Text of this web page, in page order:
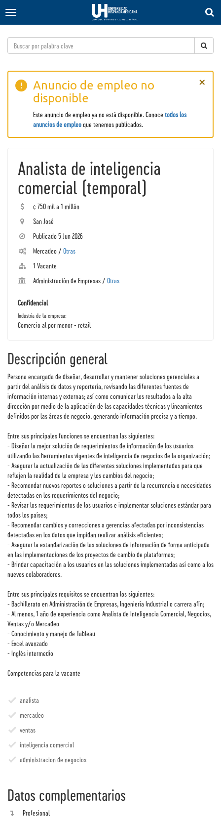
T
o
l
n
T
g
l
s
Anuncio de empleo no
disponible
Este anuncio de empleo ya no está disponible. Conoce todos los
anuncios de empleoque tenemos publicados.
×
Analista de inteligencia
comercial (temporal)
¢ 750 mil a 1 millón
San José
Publicado 5 Jun 2026
Mercadeo / Otras
1 Vacante
Administración de Empresas / Otras
Confidencial
Industria de la empresa:
Comercio al por menor - retail
Descripción general
Persona encargada de diseñar, desarrollar y mantener soluciones gerenciales a
partir del análisis de datos y reportería, revisando las diferentes fuentes de
información internas y externas; así como comunicar los resultados a la alta
dirección por medio de la aplicación de las capacidades técnicas y lineamientos
definidos por las áreas de negocio, generando información precisa y a tiempo.
Entre sus principales funciones se encuentran las siguientes:
- Diseñar la mejor solución de requerimientos de información de los usuarios
utilizando las herramientas vigentes de inteligencia de negocios de la organización;
- Asegurar la actualización de las diferentes soluciones implementadas para que
reflejen la realidad de la empresa y los cambios del negocio;
- Recomendar nuevos reportes o soluciones a partir de la recurrencia o necesidades
detectadas en los requerimientos del negocio;
- Revisar los requerimientos de los usuarios e implementar soluciones estándar para
todos los países;
- Recomendar cambios y correcciones a gerencias afectadas por inconsistencias
detectadas en los datos que impidan realizar análisis eficientes;
- Asegurar la estandarización de las soluciones de información de forma anticipada
en las implementaciones de los proyectos de cambio de plataformas;
- Brindar capacitación a los usuarios en las soluciones implementadas así como a los
nuevos colaboradores.
Entre sus principales requisitos se encuentran los siguientes:
- Bachillerato en Administración de Empresas, Ingeniería Industrial o carrera afín;
- Al menos, 1 año de experiencia como Analista de Inteligencia Comercial, Negocios,
Ventas y/o Mercadeo
- Conocimiento y manejo de Tableau
- Excel avanzado
- Inglés intermedio
Competencias para la vacante
analista
mercadeo
ventas
inteligencia comercial
administracion de negocios
Datos complementarios
Profesional